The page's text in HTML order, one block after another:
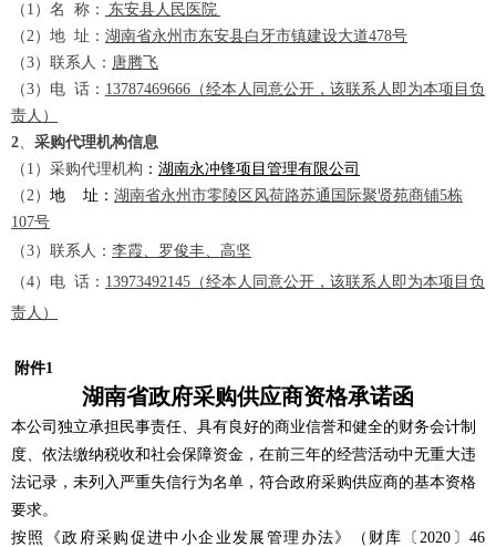
（ 1） 名 称：
东安县人民医院
（2）地 址： 湖南省永州市东安县白牙市镇建设大道478号
（3）联系人： 唐腾飞
（3）电 话： 13787469666 （经本人同意公开 ，该联系人即为本项目负
责人 ）
2、 采购代理机构信息
（ 1） 采购代理机构 ： 湖南永冲锋项目管理有限公司
（2） 地 址： 湖南省永州市零陵区风荷路苏通国际聚贤苑商铺5栋
107号
（3） 联系人： 李霞、罗俊丰、 高坚
（4） 电 话： 13973492145 （经本人同意公开 ， 该联系人即为本项目负
责人）
附件1
湖南省政府采购供应商资格承诺函
本公司独立承担民事责任、具有良好的商业信誉和健全的财务会计制
度、依法缴纳税收和社会保障资金，在前三年的经营活动中无重大违
法记录，未列入严重失信行为名单，符合政府采购供应商的基本资格
要求。
按照《政府采购促进中小企业发展管理办法》（财库〔2020〕46